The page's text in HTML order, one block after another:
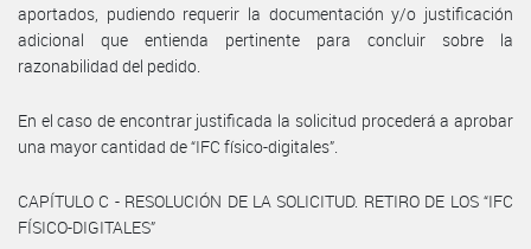
aportados, pudiendo requerir la documentación y/o justificación
adicional que entienda pertinente para concluir sobre la
razonabilidad del pedido.
En el caso de encontrar justificada la solicitud procederá a aprobar
una mayor cantidad de “IFC físico-digitales”.
CAPÍTULO C - RESOLUCIÓN DE LA SOLICITUD. RETIRO DE LOS “IFC
FÍSICO-DIGITALES”